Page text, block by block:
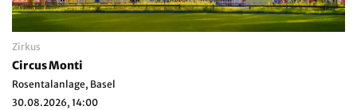
Zirkus
Circus Monti
Rosentalanlage, Basel
30.08.2026, 14:00